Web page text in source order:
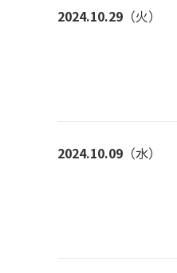
2024.10.29 （火）
2024.10.09 （水）